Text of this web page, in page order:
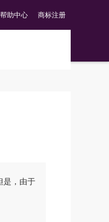
帮助中心 商标注册
是，由于